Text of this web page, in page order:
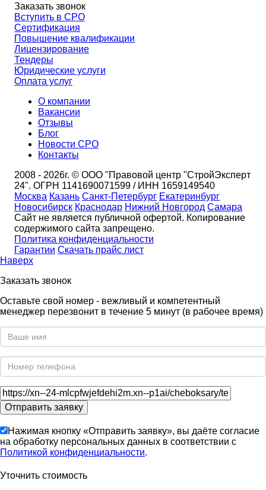
Заказать звонок
Вступить в СРО
Сертификация
Повышение квалификации
Лицензирование
Тендеры
Юридические услуги
Оплата услуг
О компании
Вакансии
Отзывы
Блог
Новости СРО
Контакты
2008 - 2026г. © ООО "Правовой центр "СтройЭксперт
24". ОГРН 1141690071599 / ИНН 1659149540
Москва Казань Санкт-Петербург Екатеринбург
Новосибирск Краснодар Нижний Новгород Самара
Сайт не является публичной офертой. Копирование
содержимого сайта запрещено.
Политика конфиденциальности
Гарантии Скачать прайс лист
Наверх
Заказать звонок
Оставьте свой номер - вежливый и компетентный
менеджер перезвонит в течение 5 минут (в рабочее время)
Нажимая кнопку «Отправить заявку», вы даёте согласие
на обработку персональных данных в соответствии с
Политикой конфиденциальности.
Уточнить стоимость